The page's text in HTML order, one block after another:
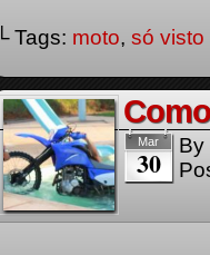
└ Tags: moto, só visto
Mar
30
By